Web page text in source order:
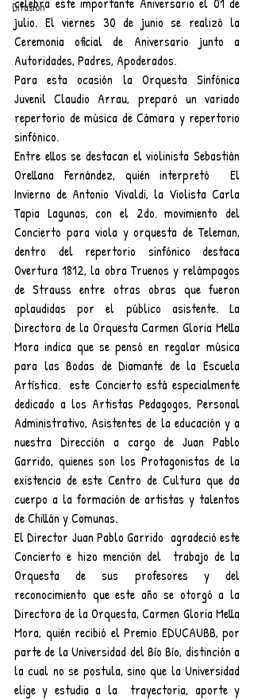
Difusión
julio. El viernes 30 de junio se realizó la
Ceremonia oficial de Aniversario junto a
Autoridades, Padres, Apoderados.
Para esta ocasión la Orquesta Sinfónica
Juvenil Claudio Arrau, preparó un variado
repertorio de música de Cámara y repertorio
sinfónico.
Entre ellos se destacan el violinista Sebastián
Orellana Fernández, quién interpretó  El
Invierno de Antonio Vivaldi, la Violista Carla
Tapia Lagunas, con el 2do. movimiento del
Concierto para viola y orquesta de Teleman,
dentro del repertorio sinfónico destaca
Overtura 1812, la obra Truenos y relámpagos
de Strauss entre otras obras que fueron
aplaudidas por el público asistente. La
Directora de la Orquesta Carmen Gloria Mella
Mora indica que se pensó en regalar música
para las Bodas de Diamante de la Escuela
Artística.  este Concierto está especialmente
dedicado a los Artistas Pedagogos, Personal
Administrativo, Asistentes de la educación y a
nuestra Dirección a cargo de Juan Pablo
Garrido, quienes son los Protagonistas de la
existencia de este Centro de Cultura que da
cuerpo a la formación de artistas y talentos
de Chillán y Comunas.
El Director Juan Pablo Garrido  agradeció este
Concierto e hizo mención del  trabajo de la
Orquesta de sus profesores y del
reconocimiento que este año se otorgó a la
Directora de la Orquesta, Carmen Gloria Mella
Mora, quién recibió el Premio EDUCAUBB, por
parte de la Universidad del Bío Bío, distinción a
la cual no se postula, sino que la Universidad
elige y estudia a la  trayectoria, aporte y